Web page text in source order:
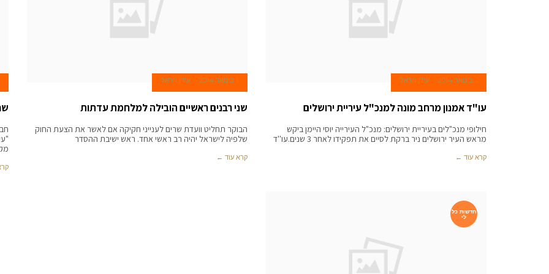
1 בינואר 2014 עידן הראל
עו"ד אמנון מרחב מונה למנכ"ל עיריית ירושלים
חילופי מנכ"לים בעיריית ירושלים: מנכ"ל העירייה יוסי היימן ביקש
מראש העיר ירושלים ניר ברקת לסיים את תפקידו לאחר 3 שנים.עו''ד
קרא עוד ←
1 בינואר 2014 עידן הראל
שני רבנים ראשיים הובילה למלחמת עדתות
הבוקר תחליט וועדת שרים לענייני חקיקה אם לאשר את הצעת החוק
שלפיה לישראל יהיה רב ראשי אחד. ראש ישיבת ההסדר
קרא עוד ←
חדשות כל
לי